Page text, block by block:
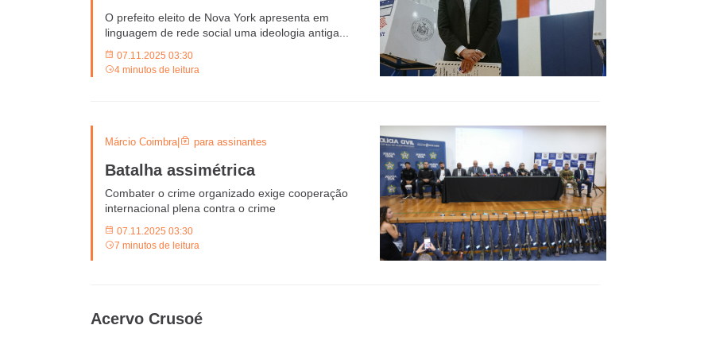
O prefeito eleito de Nova York apresenta em
linguagem de rede social uma ideologia antiga...
07.11.2025 03:30
4 minutos de leitura
Márcio Coimbra| para assinantes
Batalha assimétrica
Combater o crime organizado exige cooperação
internacional plena contra o crime
07.11.2025 03:30
7 minutos de leitura
Acervo Crusoé